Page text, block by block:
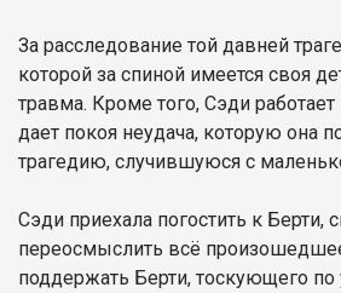
За расследование той давней
которой за спиной имеется своя
травма. Кроме того, Сэди
дает покоя неудача, которую она
трагедию, случившуюся с
Сэди приехала погостить к Берти,
переосмыслить всё
поддержать Берти, тоскующего